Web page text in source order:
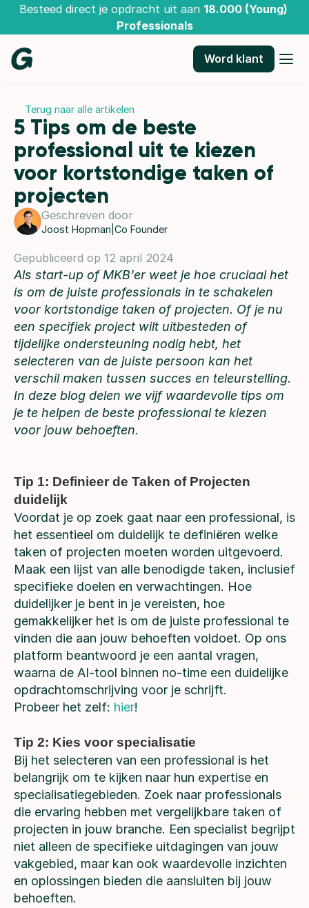
Besteed direct je opdracht uit aan 18.000 (Young)
Professionals
Word klant
Terug naar alle artikelen
5 Tips om de beste
professional uit te kiezen
voor kortstondige taken of
projecten
Geschreven door
Joost Hopman Co Founder
Gepubliceerd op 12 april 2024
Als start-up of MKB'er weet je hoe cruciaal het
is om de juiste professionals in te schakelen
voor kortstondige taken of projecten. Of je nu
een specifiek project wilt uitbesteden of
tijdelijke ondersteuning nodig hebt, het
selecteren van de juiste persoon kan het
verschil maken tussen succes en teleurstelling.
In deze blog delen we vijf waardevolle tips om
je te helpen de beste professional te kiezen
voor jouw behoeften.
Tip 1: Definieer de Taken of Projecten
duidelijk
Voordat je op zoek gaat naar een professional, is
het essentieel om duidelijk te definiëren welke
taken of projecten moeten worden uitgevoerd.
Maak een lijst van alle benodigde taken, inclusief
specifieke doelen en verwachtingen. Hoe
duidelijker je bent in je vereisten, hoe
gemakkelijker het is om de juiste professional te
vinden die aan jouw behoeften voldoet. Op ons
platform beantwoord je een aantal vragen,
waarna de AI-tool binnen no-time een duidelijke
opdrachtomschrijving voor je schrijft.
Probeer het zelf: hier!
Tip 2: Kies voor specialisatie
Bij het selecteren van een professional is het
belangrijk om te kijken naar hun expertise en
specialisatiegebieden. Zoek naar professionals
die ervaring hebben met vergelijkbare taken of
projecten in jouw branche. Een specialist begrijpt
niet alleen de specifieke uitdagingen van jouw
vakgebied, maar kan ook waardevolle inzichten
en oplossingen bieden die aansluiten bij jouw
behoeften.